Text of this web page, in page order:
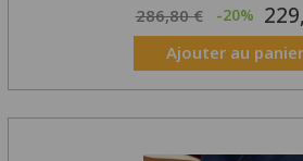
Prix
habituel
286,80 € -20% Prix
Ajouter au panier